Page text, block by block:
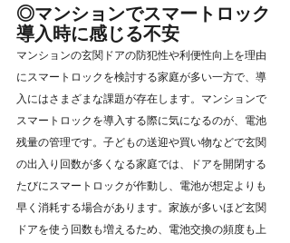
◎マンションでスマートロック
導入時に感じる不安
マンションの玄関ドアの防犯性や利便性向上を理由
にスマートロックを検討する家庭が多い一方で、導
入にはさまざまな課題が存在します。マンションで
スマートロックを導入する際に気になるのが、電池
残量の管理です。子どもの送迎や買い物などで玄関
の出入り回数が多くなる家庭では、ドアを開閉する
たびにスマートロックが作動し、電池が想定よりも
早く消耗する場合があります。家族が多いほど玄関
ドアを使う回数も増えるため、電池交換の頻度も上